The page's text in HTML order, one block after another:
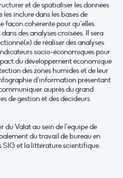
et de spatialiser les données
inclure dans les bases de
façon cohérente pour qu’elles
des analyses croisées. Il sera
de réaliser des analyses
socio-économiques pour
du développement économique
des zones humides et de leur
d’information présentant
auprès du grand
de gestion et des décideurs
du Valat au sein de l’équipe de
du travail de bureau en
SIG et la littérature scientifique.